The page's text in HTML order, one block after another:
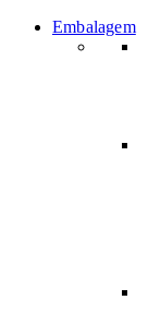
Embalagem